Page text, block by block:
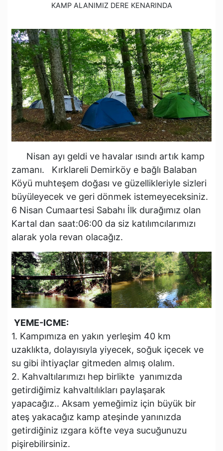
KAMP ALANIMIZ DERE KENARINDA
Nisan ayı geldi ve havalar ısındı artık kamp
zamanı. Kırklareli Demirköy e bağlı Balaban
Köyü muhteşem doğası ve güzellikleriyle sizleri
büyüleyecek ve geri dönmek istemeyeceksiniz.
6 Nisan Cumaartesi Sabahı İlk durağımız olan
Kartal dan saat:06:00 da siz katılımcılarımızı
alarak yola revan olacağız.
YEME-ICME:
1. Kampımıza en yakın yerleşim 40 km
uzaklıkta, dolayısıyla yiyecek, soğuk içecek ve
su gibi ihtiyaçlar gitmeden almış olalım.
2. Kahvaltılarımızı hep birlikte yanımızda
getirdiğimiz kahvaltılıkları paylaşarak
yapacağız.. Aksam yemeğimiz için büyük bir
ateş yakacağız kamp ateşinde yanınızda
getirdiğiniz ızgara köfte veya sucuğunuzu
pişirebilirsiniz.